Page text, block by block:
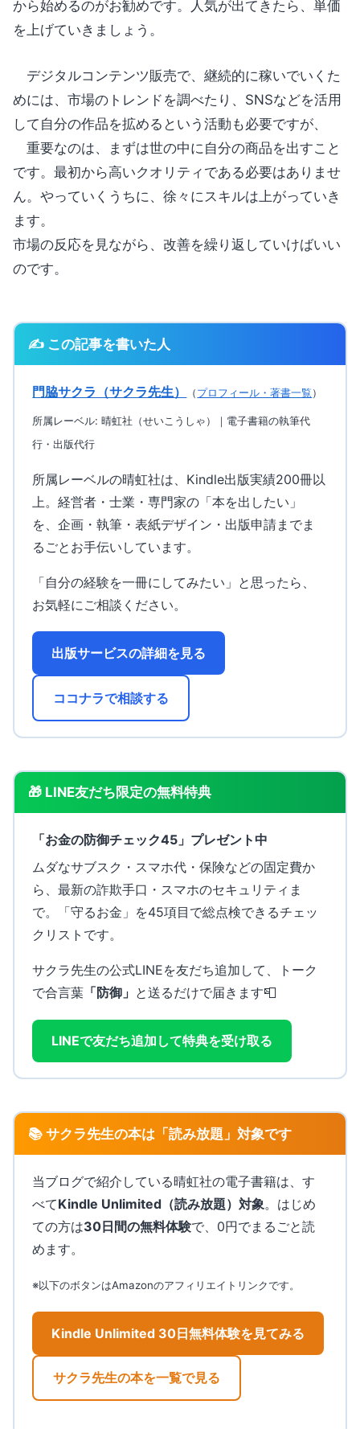
から始めるのがお勧めです。人気が出てきたら、単価
を上げていきましょう。
デジタルコンテンツ販売で、継続的に稼いでいくた
めには、市場のトレンドを調べたり、SNSなどを活用
して自分の作品を拡めるという活動も必要ですが、
重要なのは、まずは世の中に自分の商品を出すこと
です。最初から高いクオリティである必要はありませ
ん。やっていくうちに、徐々にスキルは上がっていき
ます。
市場の反応を見ながら、改善を繰り返していけばいい
のです。
✍ この記事を書いた人
門脇サクラ（サクラ先生） （プロフィール・著書一覧）
所属レーベル: 晴虹社（せいこうしゃ）｜電子書籍の執筆代
行・出版代行
所属レーベルの晴虹社は、Kindle出版実績200冊以
上。経営者・士業・専門家の「本を出したい」
を、企画・執筆・表紙デザイン・出版申請までま
るごとお手伝いしています。
「自分の経験を一冊にしてみたい」と思ったら、
お気軽にご相談ください。
出版サービスの詳細を見る
ココナラで相談する
🎁 LINE友だち限定の無料特典
「お金の防御チェック45」プレゼント中
ムダなサブスク・スマホ代・保険などの固定費か
ら、最新の詐欺手口・スマホのセキュリティま
で。「守るお金」を45項目で総点検できるチェッ
クリストです。
サクラ先生の公式LINEを友だち追加して、トーク
で合言葉 「防御」 と送るだけで届きます📮
LINEで友だち追加して特典を受け取る
📚 サクラ先生の本は「読み放題」対象です
当ブログで紹介している晴虹社の電子書籍は、す
べてKindle Unlimited（読み放題）対象。はじめ
ての方は30日間の無料体験で、0円でまるごと読
めます。
※以下のボタンはAmazonのアフィリエイトリンクです。
Kindle Unlimited 30日無料体験を見てみる
サクラ先生の本を一覧で見る